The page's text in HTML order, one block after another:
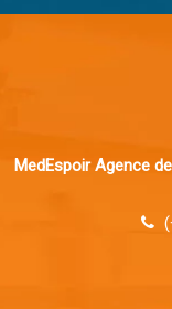
MedEspoir Agence